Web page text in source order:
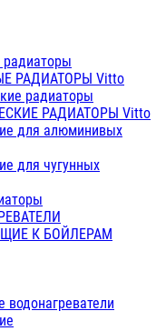
РАДИАТОРЫ Vitto
радиаторы
РАДИАТОРЫ Vitto
для алюминивых
для чугунных
К БОЙЛЕРАМ
водонагреватели